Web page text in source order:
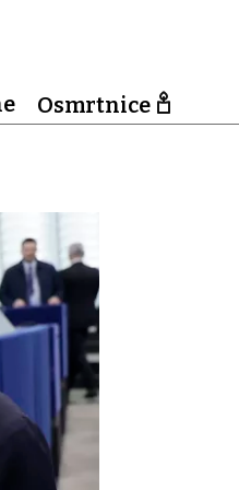
Osmrtnice